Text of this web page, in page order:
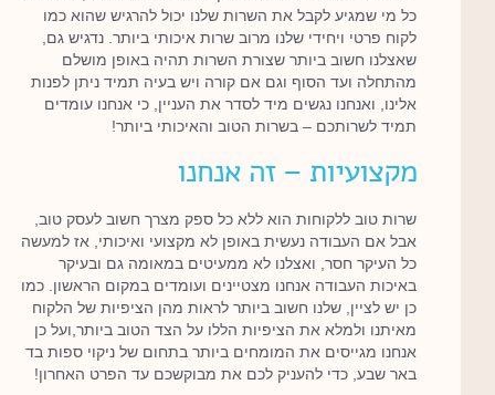
כל מי שמגיע לקבל את השרות שלנו יכול להרגיש שהוא כמו
לקוח פרטי ויחידי שלנו מרוב שרות איכותי ביותר. נדגיש גם,
שאצלנו חשוב ביותר שצורת השרות תהיה באופן מושלם
מהתחלה ועד הסוף וגם אם קורה ויש בעיה תמיד ניתן לפנות
אלינו, ואנחנו נגשים מיד לסדר את העניין, כי אנחנו עומדים
תמיד לשרותכם – בשרות הטוב והאיכותי ביותר!
מקצועיות – זה אנחנו
שרות טוב ללקוחות הוא ללא כל ספק מצרך חשוב לעסק טוב,
אבל אם העבודה נעשית באופן לא מקצועי ואיכותי, אז למעשה
כל העיקר חסר, ואצלנו לא ממעיטים במאומה גם ובעיקר
באיכות העבודה אנחנו מצטיינים ועומדים במקום הראשון. כמו
כן יש לציין, שלנו חשוב ביותר לראות מהן הציפיות של הלקוח
מאיתנו ולמלא את הציפיות הללו על הצד הטוב ביותר,ועל כן
אנחנו מגייסים את המומחים ביותר בתחום של ניקוי ספות בד
באר שבע, כדי להעניק לכם את מבוקשכם עד הפרט האחרון!